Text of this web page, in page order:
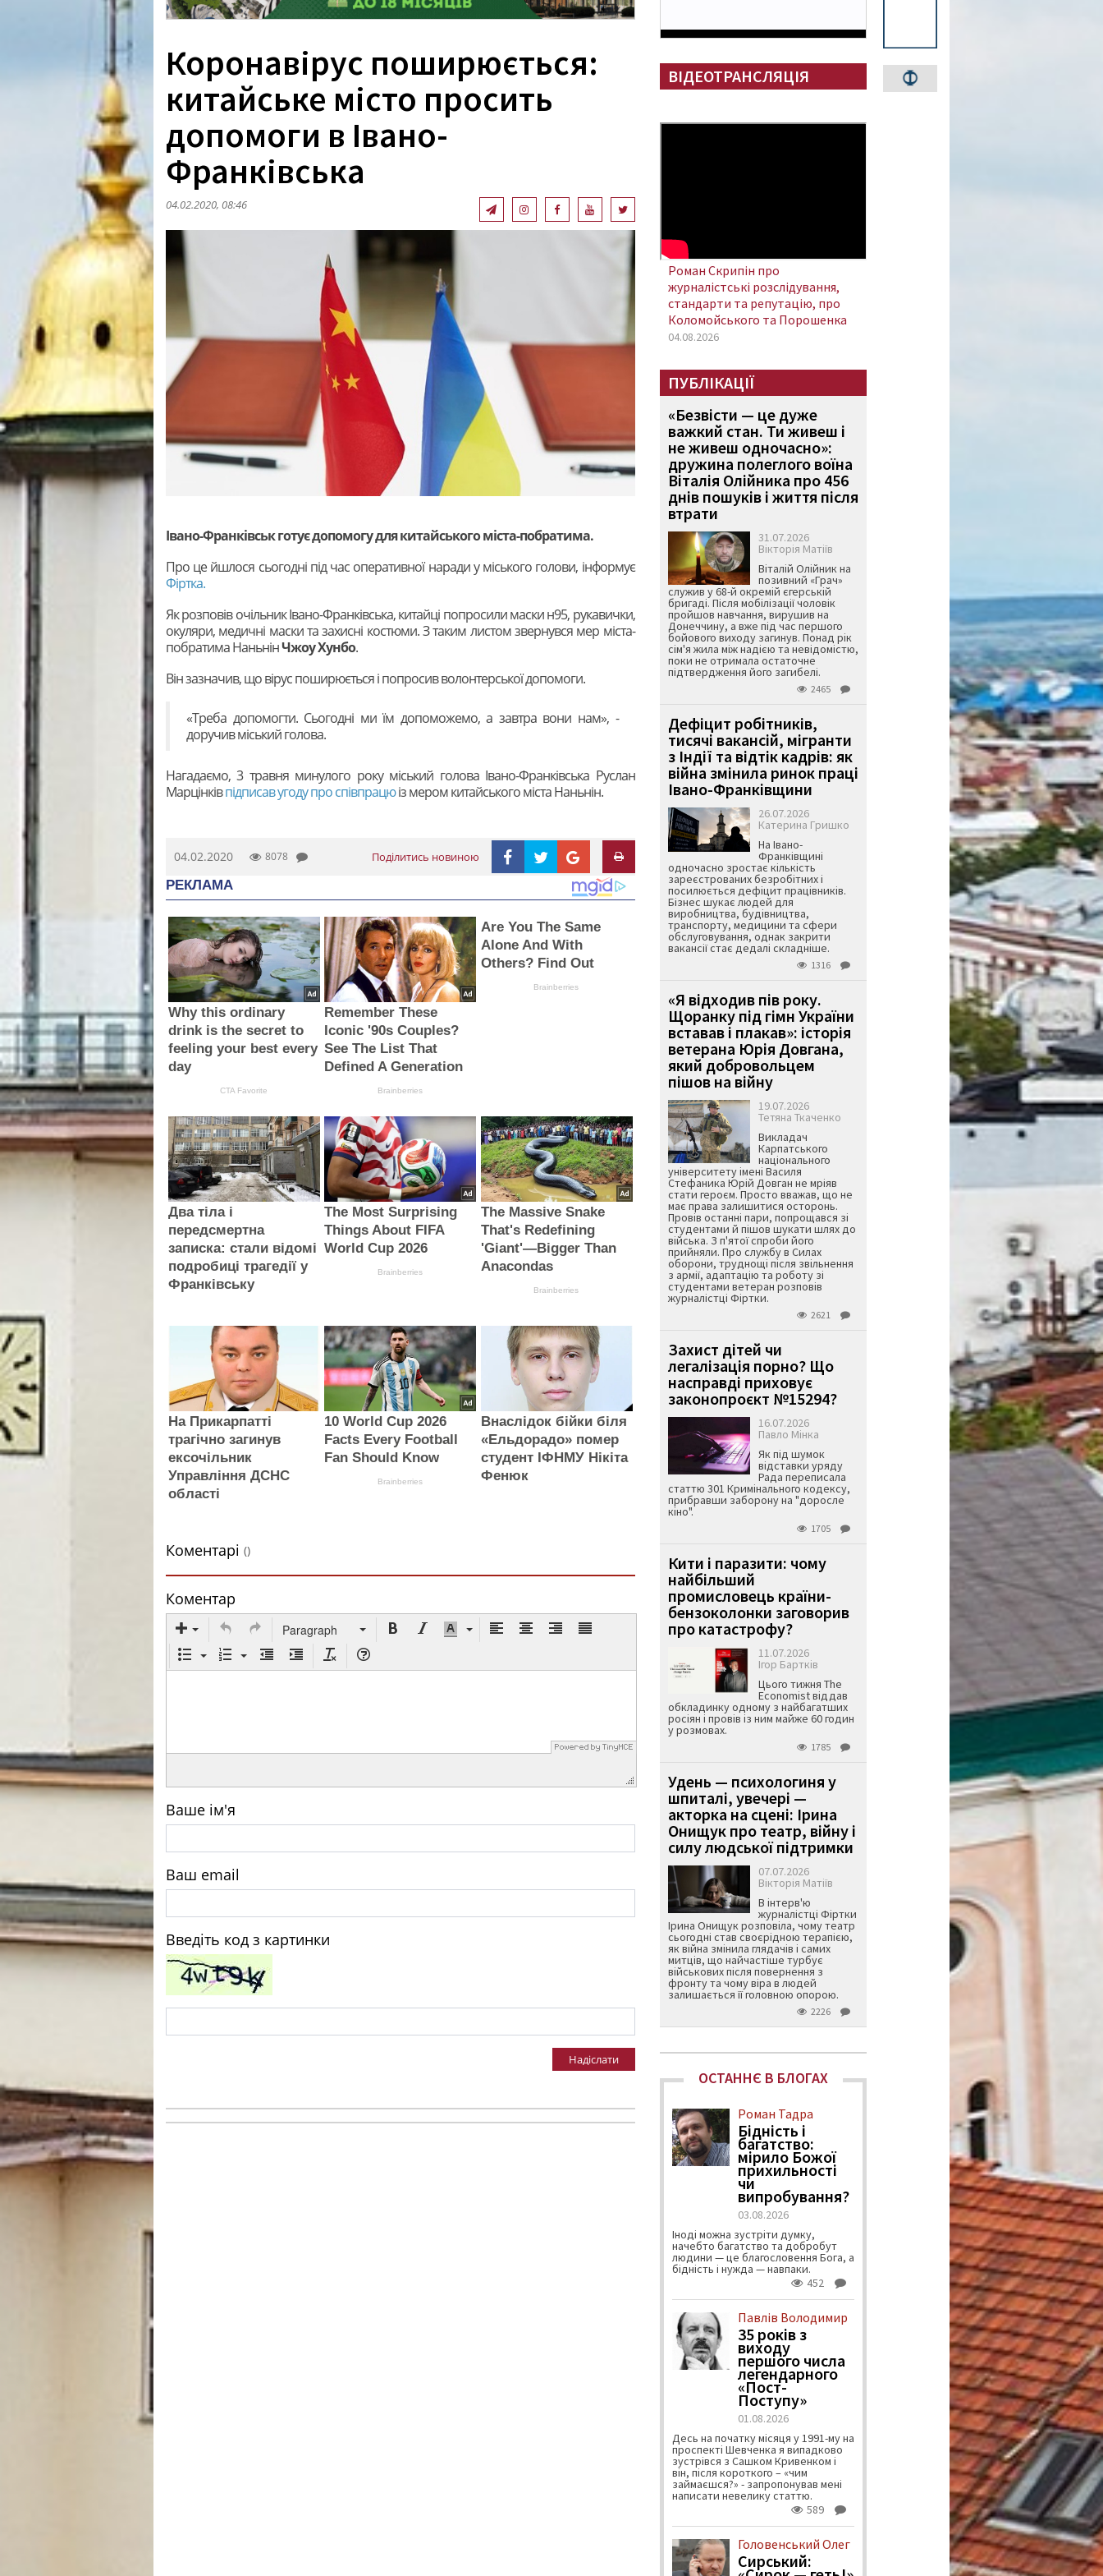
Коронавірус поширюється:
китайське місто просить
допомоги в Івано-
Франківська
04.02.2020, 08:46
Івано-Франківськ готує допомогу для китайського міста-побратима.
Про це йшлося сьогодні під час оперативної наради у міського голови, інформує
Фіртка.
Як розповів очільник Івано-Франківська, китайці попросили маски н95, рукавички,
окуляри, медичні маски та захисні костюми. З таким листом звернувся мер міста-
побратима НаньнінЧжоу Хунбо.
Він зазначив, що вірус поширюється і попросив волонтерської допомоги.
«Треба допомогти. Сьогодні ми їм допоможемо, а завтра вони нам», -
доручив міський голова.
Нагадаємо, 3 травня минулого року міський голова Івано-Франківська Руслан
Марцінківпідписав угоду про співпрацюіз мером китайського міста Наньнін.
04.02.2020 8078 Поділитись новиною
РЕКЛАМА
Why this ordinary
drink is the secret to
feeling your best every
day
CTA Favorite
Remember These
Iconic '90s Couples?
See The List That
Defined A Generation
Brainberries
Are You The Same
Alone And With
Others? Find Out
Brainberries
Два тіла і
передсмертна
записка: стали відомі
подробиці трагедії у
Франківську
The Most Surprising
Things About FIFA
World Cup 2026
Brainberries
The Massive Snake
That's Redefining
'Giant'—Bigger Than
Anacondas
Brainberries
На Прикарпатті
трагічно загинув
ексочільник
Управління ДСНС
області
10 World Cup 2026
Facts Every Football
Fan Should Know
Brainberries
Внаслідок бійки біля
«Ельдорадо» помер
студент ІФНМУ Нікіта
Фенюк
Коментарі ()
Коментар
Paragraph
Ваше ім'я
Ваш email
Введіть код з картинки
Надіслати
ВІДЕОТРАНСЛЯЦІЯ
Роман Скрипін про
журналістські розслідування,
стандарти та репутацію, про
Коломойського та Порошенка
04.08.2026
ПУБЛІКАЦІЇ
«Безвісти — це дуже
важкий стан. Ти живеш і
не живеш одночасно»:
дружина полеглого воїна
Віталія Олійника про 456
днів пошуків і життя після
втрати
31.07.2026
Вікторія Матіїв
Віталій Олійник на
позивний «Грач»
служив у 68-й окремій єгерській
бригаді. Після мобілізації чоловік
пройшов навчання, вирушив на
Донеччину, а вже під час першого
бойового виходу загинув. Понад рік
сім'я жила між надією та невідомістю,
поки не отримала остаточне
підтвердження його загибелі.
2465
Дефіцит робітників,
тисячі вакансій, мігранти
з Індії та відтік кадрів: як
війна змінила ринок праці
Івано-Франківщини
26.07.2026
Катерина Гришко
На Івано-
Франківщині
одночасно зростає кількість
зареєстрованих безробітних і
посилюється дефіцит працівників.
Бізнес шукає людей для
виробництва, будівництва,
транспорту, медицини та сфери
обслуговування, однак закрити
вакансії стає дедалі складніше.
1316
«Я відходив пів року.
Щоранку під гімн України
вставав і плакав»: історія
ветерана Юрія Довгана,
який добровольцем
пішов на війну
19.07.2026
Тетяна Ткаченко
Викладач
Карпатського
національного
університету імені Василя
Стефаника Юрій Довган не мріяв
стати героєм. Просто вважав, що не
має права залишитися осторонь.
Провів останні пари, попрощався зі
студентами й пішов шукати шлях до
війська. З п'ятої спроби його
прийняли. Про службу в Силах
оборони, труднощі після звільнення
з армії, адаптацію та роботу зі
студентами ветеран розповів
журналістці Фіртки.
2621
Захист дітей чи
легалізація порно? Що
насправді приховує
законопроєкт №15294?
16.07.2026
Павло Мінка
Як під шумок
відставки уряду
Рада переписала
статтю 301 Кримінального кодексу,
прибравши заборону на "доросле
кіно".
1705
Кити і паразити: чому
найбільший
промисловець країни-
бензоколонки заговорив
про катастрофу?
11.07.2026
Ігор Бартків
Цього тижня The
Economist віддав
обкладинку одному з найбагатших
росіян і провів із ним майже 60 годин
у розмовах.
1785
Удень — психологиня у
шпиталі, увечері —
акторка на сцені: Ірина
Онищук про театр, війну і
силу людської підтримки
07.07.2026
Вікторія Матіїв
В інтерв'ю
журналістці Фіртки
Ірина Онищук розповіла, чому театр
сьогодні став своєрідною терапією,
як війна змінила глядачів і самих
митців, що найчастіше турбує
військових після повернення з
фронту та чому віра в людей
залишається її головною опорою.
2226
ОСТАННЄ В БЛОГАХ
Роман Тадра
Бідність і
багатство:
мірило Божої
прихильності
чи
випробування?
03.08.2026
Іноді можна зустріти думку,
начебто багатство та добробут
людини — це благословення Бога, а
бідність і нужда — навпаки.
452
Павлів Володимир
35 років з
виходу
першого числа
легендарного
«Пост-
Поступу»
01.08.2026
Десь на початку місяця у 1991-му на
проспекті Шевченка я випадково
зустрівся з Сашком Кривенком і
він, після короткого – «чим
займаєшся?» - запропонував мені
написати невелику статтю.
589
Головенський Олег
Сирський: